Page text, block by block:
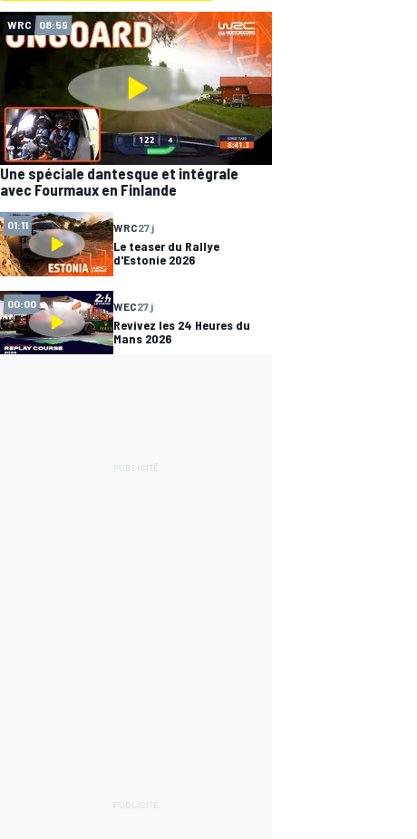
WRC 08:59
Une spéciale dantesque et intégrale
avec Fourmaux en Finlande
01:11 WRC27 j
Le teaser du Rallye
d'Estonie 2026
00:00 WEC27 j
Revivez les 24 Heures du
Mans 2026